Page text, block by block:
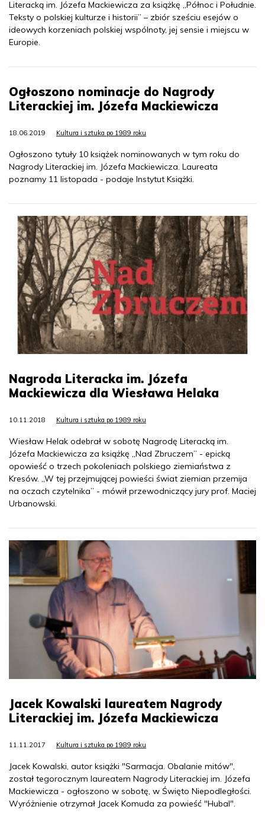
Literacką im. Józefa Mackiewicza za książkę „Północ i Południe.
Teksty o polskiej kulturze i historii” – zbiór sześciu esejów o
ideowych korzeniach polskiej wspólnoty, jej sensie i miejscu w
Europie.
Ogłoszono nominacje do Nagrody
Literackiej im. Józefa Mackiewicza
18.06.2019 Kultura i sztuka po 1989 roku
Ogłoszono tytuły 10 książek nominowanych w tym roku do
Nagrody Literackiej im. Józefa Mackiewicza. Laureata
poznamy 11 listopada - podaje Instytut Książki.
Nagroda Literacka im. Józefa
Mackiewicza dla Wiesława Helaka
10.11.2018 Kultura i sztuka po 1989 roku
Wiesław Helak odebrał w sobotę Nagrodę Literacką im.
Józefa Mackiewicza za książkę „Nad Zbruczem” - epicką
opowieść o trzech pokoleniach polskiego ziemiaństwa z
Kresów. „W tej przejmującej powieści świat ziemian przemija
na oczach czytelnika” - mówił przewodniczący jury prof. Maciej
Urbanowski.
Jacek Kowalski laureatem Nagrody
Literackiej im. Józefa Mackiewicza
11.11.2017 Kultura i sztuka po 1989 roku
Jacek Kowalski, autor książki "Sarmacja. Obalanie mitów",
został tegorocznym laureatem Nagrody Literackiej im. Józefa
Mackiewicza - ogłoszono w sobotę, w Święto Niepodległości.
Wyróżnienie otrzymał Jacek Komuda za powieść "Hubal".